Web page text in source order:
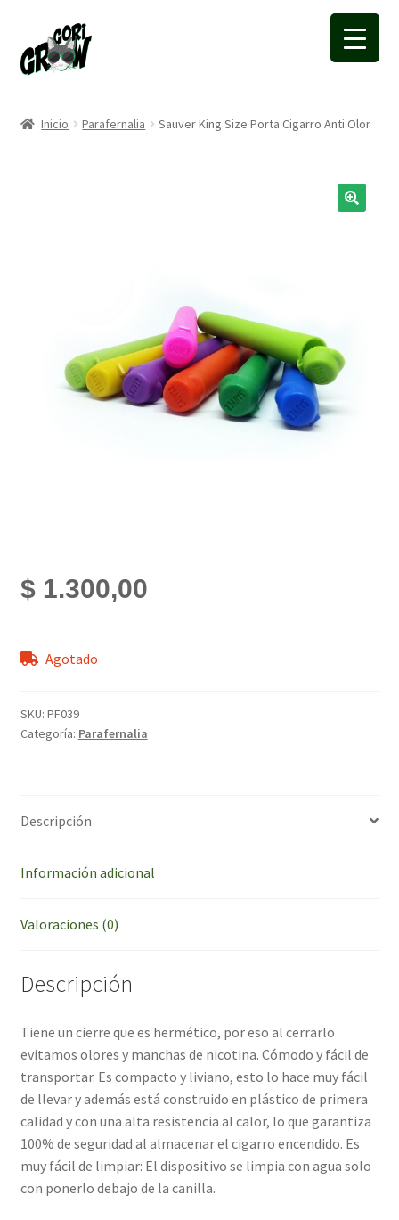
a
la
a
la
Inicio Parafernalia Sauver King Size Porta Cigarro Anti Olor
$1.300,00
Agotado
SKU: PF039
Categoría: Parafernalia
Descripción
Información adicional
Valoraciones (0)
Descripción
Tiene un cierre que es hermético, por eso al cerrarlo
evitamos olores y manchas de nicotina. Cómodo y fácil de
transportar. Es compacto y liviano, esto lo hace muy fácil
de llevar y además está construido en plástico de primera
calidad y con una alta resistencia al calor, lo que garantiza
100% de seguridad al almacenar el cigarro encendido. Es
muy fácil de limpiar: El dispositivo se limpia con agua solo
con ponerlo debajo de la canilla.